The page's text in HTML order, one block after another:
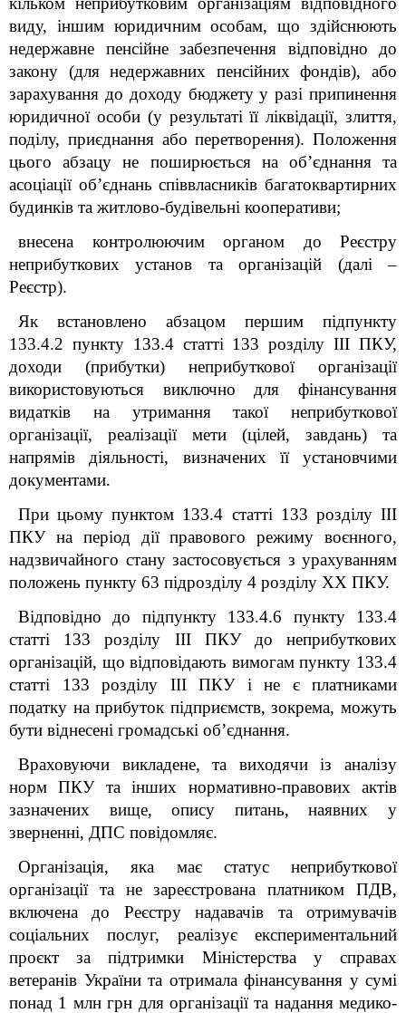
виду, іншим юридичним особам, що здійснюють
недержавне пенсійне забезпечення відповідно до
закону (для недержавних пенсійних фондів), або
зарахування до доходу бюджету у разі припинення
юридичної особи (у результаті її ліквідації, злиття,
поділу, приєднання або перетворення). Положення
цього абзацу не поширюється на об’єднання та
асоціації об’єднань співвласників багатоквартирних
будинків та житлово-будівельні кооперативи;
внесена контролюючим органом до Реєстру
неприбуткових установ та організацій (далі –
Реєстр).
Як встановлено абзацом першим підпункту
133.4.2 пункту 133.4 статті 133 розділу ІІІ ПКУ,
доходи (прибутки) неприбуткової організації
використовуються виключно для фінансування
видатків на утримання такої неприбуткової
організації, реалізації мети (цілей, завдань) та
напрямів діяльності, визначених її установчими
документами.
При цьому пунктом 133.4 статті 133 розділу ІІІ
ПКУ на період дії правового режиму воєнного,
надзвичайного стану застосовується з урахуванням
положень пункту 63 підрозділу 4 розділу ХХ ПКУ.
Відповідно до підпункту 133.4.6 пункту 133.4
статті 133 розділу ІІІ ПКУ до неприбуткових
організацій, що відповідають вимогам пункту 133.4
статті 133 розділу ІІІ ПКУ і не є платниками
податку на прибуток підприємств, зокрема, можуть
бути віднесені громадські об’єднання.
Враховуючи викладене, та виходячи із аналізу
норм ПКУ та інших нормативно-правових актів
зазначених вище, опису питань, наявних у
зверненні, ДПС повідомляє.
Організація, яка має статус неприбуткової
організації та не зареєстрована платником ПДВ,
включена до Реєстру надавачів та отримувачів
соціальних послуг, реалізує експериментальний
проєкт за підтримки Міністерства у справах
ветеранів України та отримала фінансування у сумі
понад 1 млн грн для організації та надання медико-